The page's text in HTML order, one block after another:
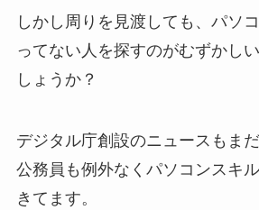
しかし周りを見渡しても、パソ
ってない人を探すのがむずかし
しょうか？
デジタル庁創設のニュースもま
公務員も例外なくパソコンスキ
きてます。